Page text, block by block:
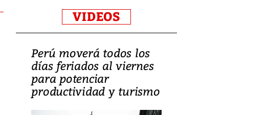
VIDEOS
Perú moverá todos los
días feriados al viernes
para potenciar
productividad y turismo